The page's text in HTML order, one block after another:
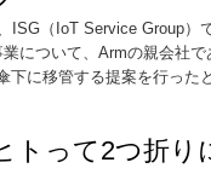
ISG（IoT Service Group
について、Armの親会社
下に移管する提案を行った
トって2つ折